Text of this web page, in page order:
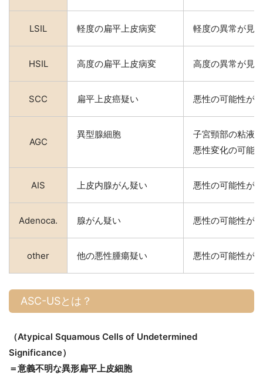
LSIL 軽度の扁平上皮病変 軽度の異常が見
HSIL 高度の扁平上皮病変 高度の異常が見
SCC 扁平上皮癌疑い 悪性の可能性が
AGC
異型腺細胞
子宮頸部の粘液
悪性変化の可能
AIS 上皮内腺がん疑い 悪性の可能性が
Adenoca. 腺がん疑い 悪性の可能性が
other 他の悪性腫瘍疑い 悪性の可能性が
ASC-USとは？
（Atypical Squamous Cells of Undetermined
Significance）
＝意義不明な異形扁平上皮細胞